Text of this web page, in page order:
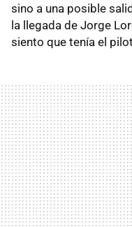
sino a una posible
la llegada de Jorge
siento que tenía el